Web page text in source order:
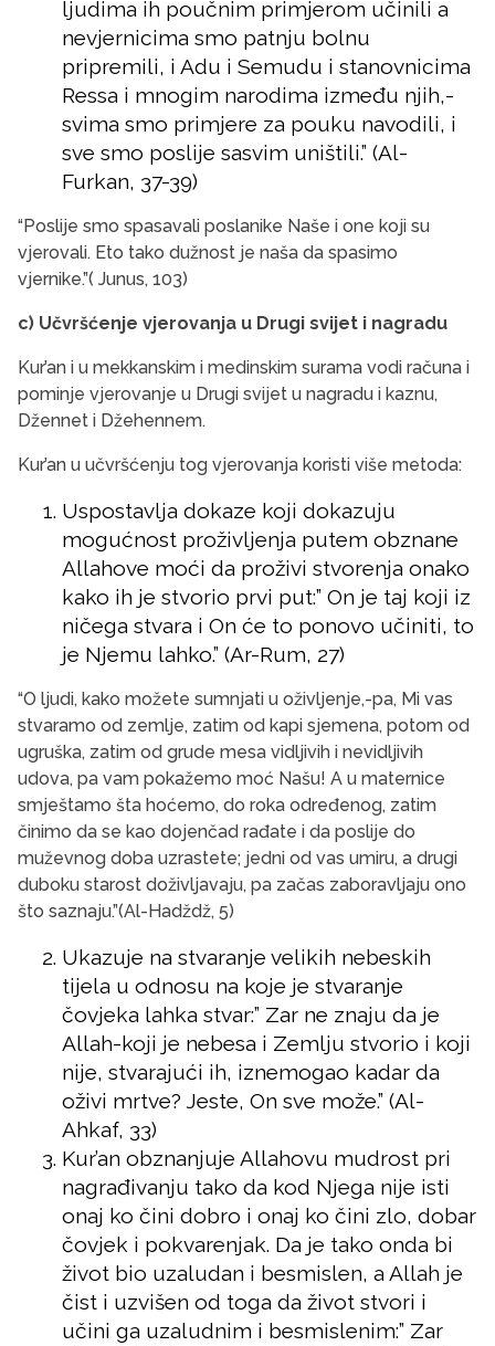
ljudima ih poučnim primjerom učinili a
nevjernicima smo patnju bolnu
pripremili, i Adu i Semudu i stanovnicima
Ressa i mnogim narodima između njih,-
svima smo primjere za pouku navodili, i
sve smo poslije sasvim uništili.” (Al-
Furkan, 37-39)
“Poslije smo spasavali poslanike Naše i one koji su
vjerovali. Eto tako dužnost je naša da spasimo
vjernike.”( Junus, 103)
c) Učvršćenje vjerovanja u Drugi svijet i nagradu
Kur’an i u mekkanskim i medinskim surama vodi računa i
pominje vjerovanje u Drugi svijet u nagradu i kaznu,
Džennet i Džehennem.
Kur’an u učvršćenju tog vjerovanja koristi više metoda:
Uspostavlja dokaze koji dokazuju
mogućnost proživljenja putem obznane
Allahove moći da proživi stvorenja onako
kako ih je stvorio prvi put:” On je taj koji iz
ničega stvara i On će to ponovo učiniti, to
je Njemu lahko.” (Ar-Rum, 27)
“O ljudi, kako možete sumnjati u oživljenje,-pa, Mi vas
stvaramo od zemlje, zatim od kapi sjemena, potom od
ugruška, zatim od grude mesa vidljivih i nevidljivih
udova, pa vam pokažemo moć Našu! A u maternice
smještamo šta hoćemo, do roka određenog, zatim
činimo da se kao dojenčad rađate i da poslije do
muževnog doba uzrastete; jedni od vas umiru, a drugi
duboku starost doživljavaju, pa začas zaboravljaju ono
što saznaju.”(Al-Hadždž, 5)
Ukazuje na stvaranje velikih nebeskih
tijela u odnosu na koje je stvaranje
čovjeka lahka stvar:” Zar ne znaju da je
Allah-koji je nebesa i Zemlju stvorio i koji
nije, stvarajući ih, iznemogao kadar da
oživi mrtve? Jeste, On sve može.” (Al-
Ahkaf, 33)
Kur’an obznanjuje Allahovu mudrost pri
nagrađivanju tako da kod Njega nije isti
onaj ko čini dobro i onaj ko čini zlo, dobar
čovjek i pokvarenjak. Da je tako onda bi
život bio uzaludan i besmislen, a Allah je
čist i uzvišen od toga da život stvori i
učini ga uzaludnim i besmislenim:” Zar